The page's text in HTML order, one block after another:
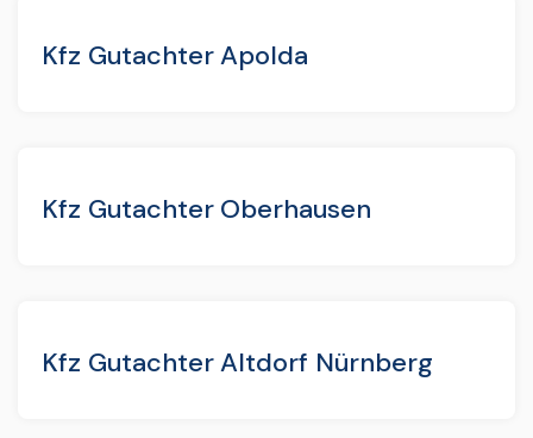
Kfz Gutachter Apolda
Kfz Gutachter Oberhausen
Kfz Gutachter Altdorf Nürnberg